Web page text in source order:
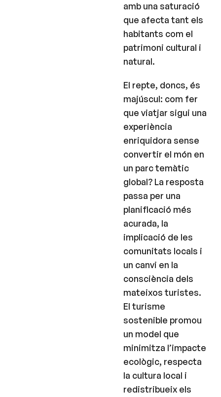
amb una saturació
que afecta tant els
habitants com el
patrimoni cultural i
natural.
El repte, doncs, és
majúscul: com fer
que viatjar sigui una
experiència
enriquidora sense
convertir el món en
un parc temàtic
global? La resposta
passa per una
planificació més
acurada, la
implicació de les
comunitats locals i
un canvi en la
consciència dels
mateixos turistes.
El turisme
sostenible promou
un model que
minimitza l’impacte
ecològic, respecta
la cultura local i
redistribueix els